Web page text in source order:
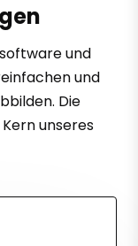
und
und
Die
unseres